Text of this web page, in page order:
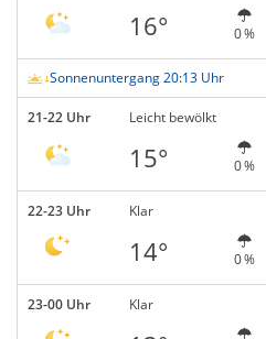
16° 0 %
Sonnenuntergang 20:13 Uhr
21-22 Uhr Leicht bewölkt
15° 0 %
22-23 Uhr Klar
14° 0 %
23-00 Uhr Klar